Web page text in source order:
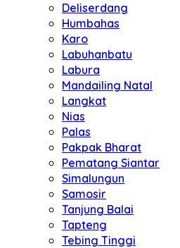
Deliserdang
Humbahas
Karo
Labuhanbatu
Labura
Mandailing Natal
Langkat
Nias
Palas
Pakpak Bharat
Pematang Siantar
Simalungun
Samosir
Tanjung Balai
Tapteng
Tebing Tinggi